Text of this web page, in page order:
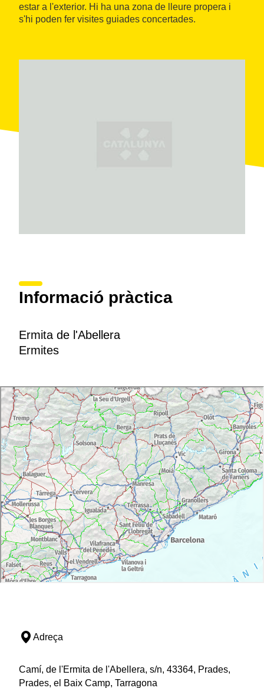
estar a l'exterior. Hi ha una zona de lleure propera i
s'hi poden fer visites guiades concertades.
Informació pràctica
Ermita de l'Abellera
Ermites
Adreça
Camí, de l'Ermita de l'Abellera, s/n, 43364, Prades,
Prades, el Baix Camp, Tarragona